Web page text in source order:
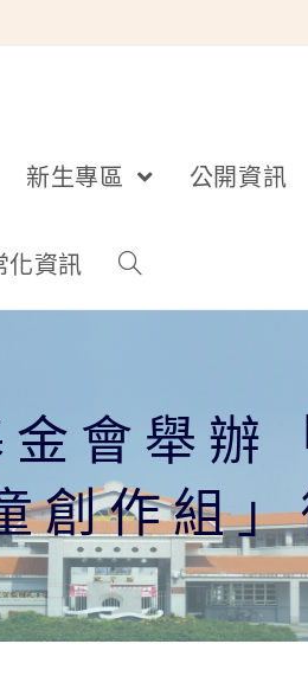
新生專區 公開資訊
化資訊
會舉辦
創作組